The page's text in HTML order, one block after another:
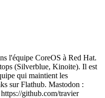
l'équipe CoreOS à Red Hat.
(Silverblue, Kinoite). Il est
qui maintient les
sur Flathub. Mastodon :
github.com/travier